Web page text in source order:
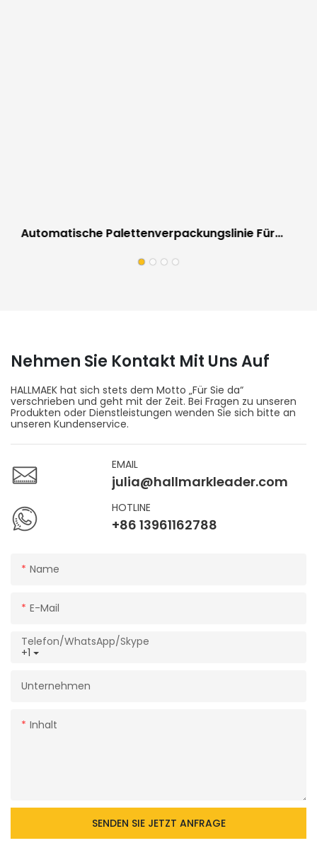
Automatische Palettenverpackungslinie Für
Nehmen Sie Kontakt Mit Uns Auf
HALLMAEK hat sich stets dem Motto „Für Sie da“
verschrieben und geht mit der Zeit. Bei Fragen zu unseren
Produkten oder Dienstleistungen wenden Sie sich bitte an
unseren Kundenservice.
EMAIL
julia@hallmarkleader.com
HOTLINE
+86 13961162788
Name
E-Mail
+1
Telefon/WhatsApp/Skype
Unternehmen
Inhalt
SENDEN SIE JETZT ANFRAGE